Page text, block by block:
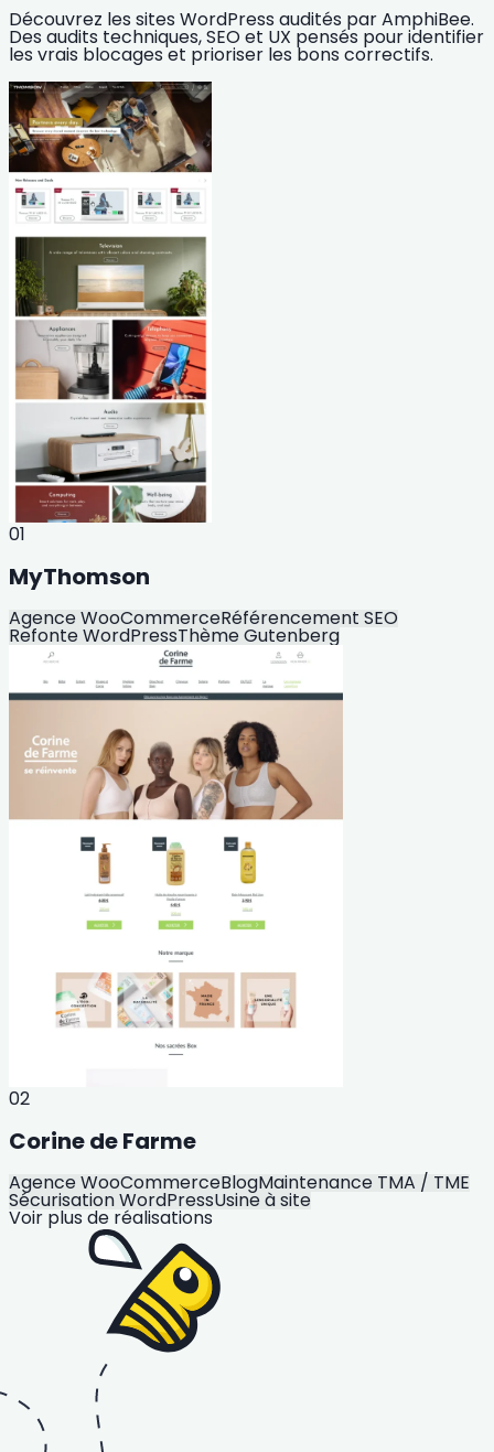
Découvrez les sites WordPress audités par AmphiBee.
Des audits techniques, SEO et UX pensés pour identifier
les vrais blocages et prioriser les bons correctifs.
01
MyThomson
Agence WooCommerceRéférencement SEO
Refonte WordPressThème Gutenberg
02
Corine de Farme
Agence WooCommerceBlogMaintenance TMA / TME
Sécurisation WordPressUsine à site
Voir plus de réalisations